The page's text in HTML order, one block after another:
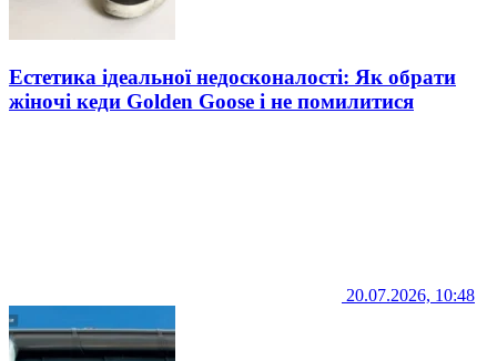
Естетика ідеальної недосконалості: Як обрати
жіночі кеди Golden Goose і не помилитися
20.07.2026, 10:48